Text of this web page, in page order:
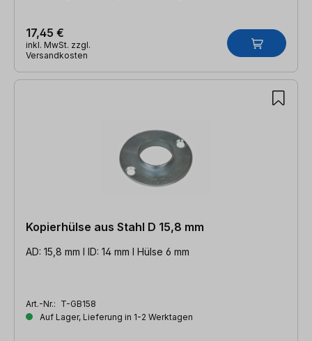
17,45 €
inkl. MwSt. zzgl.
Versandkosten
Kopierhülse aus Stahl D 15,8 mm
AD: 15,8 mm l ID: 14 mm l Hülse 6 mm
Art.-Nr.: T-GB158
Auf Lager, Lieferung in 1-2 Werktagen